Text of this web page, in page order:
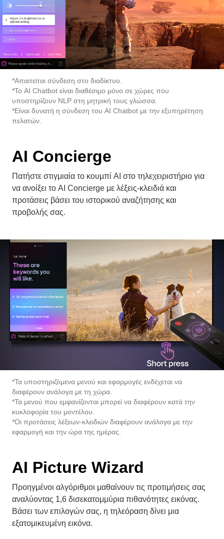
*Απαιτείται σύνδεση στο διαδίκτυο.
*Το AI Chatbot είναι διαθέσιμο μόνο σε χώρες που
υποστηρίζουν NLP στη μητρική τους γλώσσα.
*Είναι δυνατή η σύνδεση του AI Chatbot με την εξυπηρέτηση
πελατών.
Πατήστε στιγμιαία το κουμπί AI στο τηλεχειριστήριο για
προτάσεις βάσει του ιστορικού αναζήτησης και
προβολής σας.
*Τα υποστηριζόμενα μενού και εφαρμογές ενδέχεται να
διαφέρουν ανάλογα με τη χώρα.
*Τα μενού που εμφανίζονται μπορεί να διαφέρουν κατά την
κυκλοφορία του μοντέλου.
*Οι προτάσεις λέξεων-κλειδιών διαφέρουν ανάλογα με την
εφαρμογή και την ώρα της ημέρας.
Προηγμένοι αλγόριθμοι μαθαίνουν τις προτιμήσεις σας
Βάσει των επιλογών σας, η τηλεόραση δίνει μια
εξατομικευμένη εικόνα.